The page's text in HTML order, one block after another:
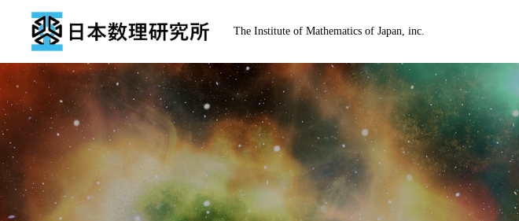
The Institute of Mathematics of Japan, inc.
トップページ
お知らせ